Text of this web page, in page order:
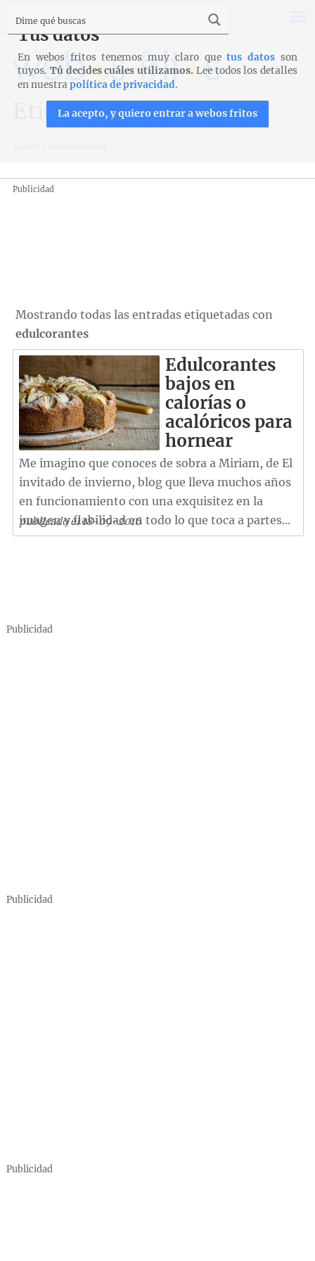
Etiqueta: edulcorantes
Publicidad
Mostrando todas las entradas etiquetadas con
edulcorantes
Edulcorantes
bajos en
calorías o
acalóricos para
hornear
Me imagino que conoces de sobra a Miriam, de El
invitado de invierno, blog que lleva muchos años
en funcionamiento con una exquisitez en la
imagen y fiabilidad en todo lo que toca a partes...
publicado el 18-09-2016
Publicidad
Publicidad
Publicidad
Tus datos
En webos fritos tenemos muy claro quetus datos son
tuyos. Tú decides cuáles utilizamos. Lee todos los detalles
en nuestrapolítica de privacidad.
La acepto, y quiero entrar a webos fritos